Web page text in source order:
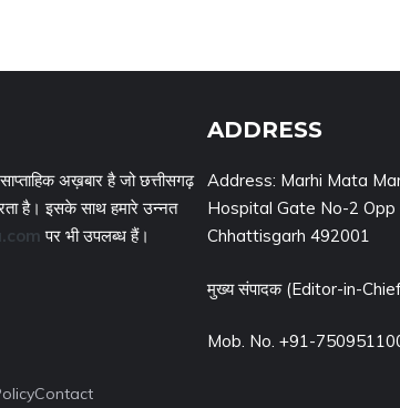
अख़बार है जो छत्तीसगढ़
है। इसके साथ हमारे उन्नत
पर भी उपलब्ध हैं।
ADDRESS
Address: Marhi Mata
Hospital Gate No-2 Opp
Chhattisgarh 492001
मुख्य संपादक (Editor-in-
Mob. No. +91-
Contact